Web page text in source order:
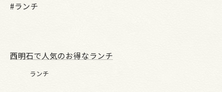
#ランチ
西明石で人気のお得なランチ
ランチ